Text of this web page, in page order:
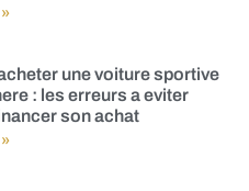
une voiture sportive
: les erreurs a eviter
son achat